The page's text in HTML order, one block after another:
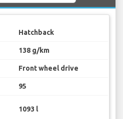
Hatchback
138 g/km
Front wheel drive
95
1093 l